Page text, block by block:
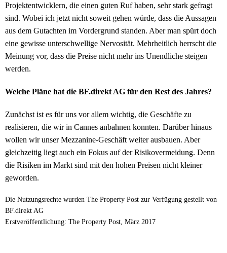
Projektentwicklern, die einen guten Ruf haben, sehr stark gefragt
sind. Wobei ich jetzt nicht soweit gehen würde, dass die Aussagen
aus dem Gutachten im Vordergrund standen. Aber man spürt doch
eine gewisse unterschwellige Nervosität. Mehrheitlich herrscht die
Meinung vor, dass die Preise nicht mehr ins Unendliche steigen
werden.
Welche Pläne hat die BF.direkt AG für den Rest des Jahres?
Zunächst ist es für uns vor allem wichtig, die Geschäfte zu
realisieren, die wir in Cannes anbahnen konnten. Darüber hinaus
wollen wir unser Mezzanine-Geschäft weiter ausbauen. Aber
gleichzeitig liegt auch ein Fokus auf der Risikovermeidung. Denn
die Risiken im Markt sind mit den hohen Preisen nicht kleiner
geworden.
Die Nutzungsrechte wurden The Property Post zur Verfügung gestellt von
BF.direkt AG
Erstveröffentlichung: The Property Post, März 2017